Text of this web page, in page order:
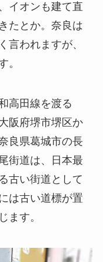
イオンも建て直
たとか。奈良は
言われますが、
。
高田線を渡る
阪府堺市堺区か
良県葛城市の長
街道は、日本最
古い街道として
は古い道標が置
ます。